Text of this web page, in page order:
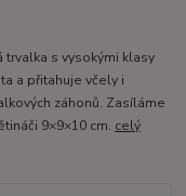
s vysokými klasy
a přitahuje včely i
záhonů. Zasíláme
9×9×10 cm. celý